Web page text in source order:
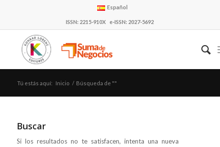
Español
ISSN: 2215-910X e-ISSN: 2027-5692
Tú estás aquí: Inicio / Búsqueda de ""
Buscar
Si los resultados no te satisfacen, intenta una nueva